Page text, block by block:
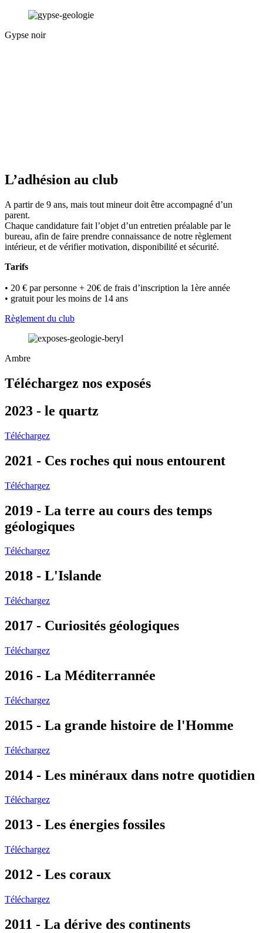
Gypse noir
L’adhésion au club
A partir de 9 ans, mais tout mineur doit être accompagné d’un
parent.
Chaque candidature fait l’objet d’un entretien préalable par le
bureau, afin de faire prendre connaissance de notre règlement
intérieur, et de vérifier motivation, disponibilité et sécurité.
Tarifs
• 20 € par personne + 20€ de frais d’inscription la 1ère année
• gratuit pour les moins de 14 ans
Règlement du club
Ambre
Téléchargez nos exposés
2023 - le quartz
Téléchargez
2021 - Ces roches qui nous entourent
Téléchargez
2019 - La terre au cours des temps
géologiques
Téléchargez
2018 - L'Islande
Téléchargez
2017 - Curiosités géologiques
Téléchargez
2016 - La Méditerrannée
Téléchargez
2015 - La grande histoire de l'Homme
Téléchargez
2014 - Les minéraux dans notre quotidien
Téléchargez
2013 - Les énergies fossiles
Téléchargez
2012 - Les coraux
Téléchargez
2011 - La dérive des continents